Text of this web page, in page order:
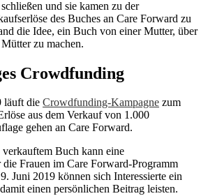
und sie kamen zu der
des Buches an Care Forward zu
die Idee, ein Buch von einer Mutter, über
zu machen.
Crowdfunding
läuft die Crowdfunding-Kampagne zum
aus dem Verkauf von 1.000
gehen an Care Forward.
verkauftem Buch kann eine
Frauen im Care Forward-Programm
Juni 2019 können sich Interessierte ein
einen persönlichen Beitrag leisten.